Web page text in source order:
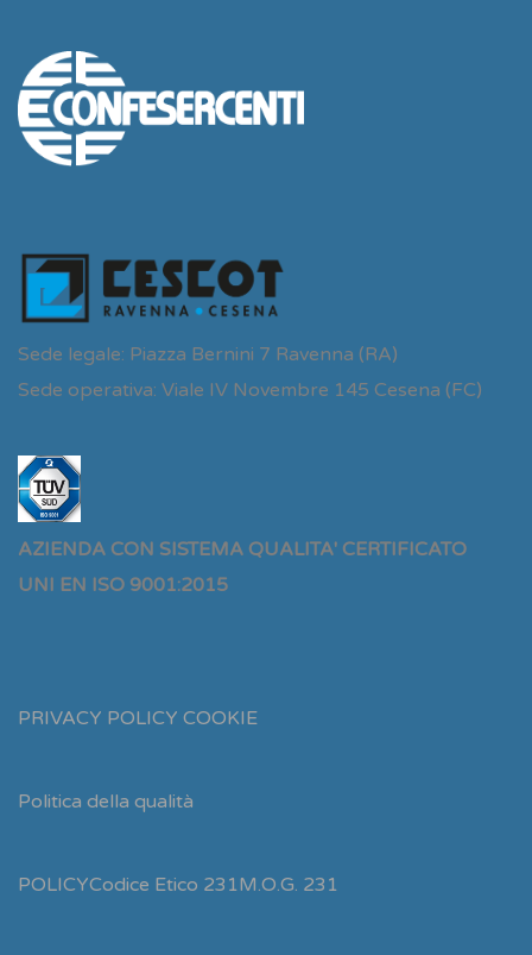
Sede legale: Piazza Bernini 7 Ravenna (RA)
Sede operativa: Viale IV Novembre 145 Cesena (FC)
AZIENDA CON SISTEMA QUALITA' CERTIFICATO
UNI EN ISO 9001:2015
PRIVACY POLICY COOKIE
Politica della qualità
POLICYCodice Etico 231M.O.G. 231